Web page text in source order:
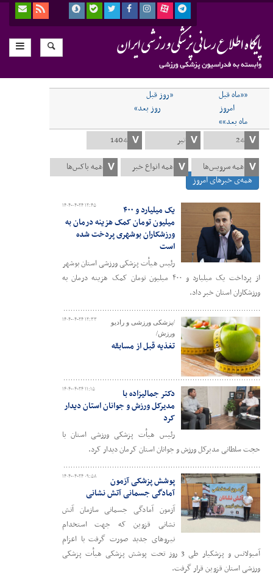
««ماه قبل
«روز قبل
امروز
روز بعد»
ماه بعد»»
همه‌ی خبرهای امروز
۱۴۰۴-۰۴-۲۴ ۱۲:۴۵
یک میلیارد و ۴۰۰
میلیون تومان کمک هزینه درمان به
ورزشکاران بوشهری پردخت شده
است
رئیس هیأت پزشکی ورزشی استان بوشهر
از پرداخت یک میلیارد و ۴۰۰ میلیون تومان کمک هزینه درمان به
ورزشکاران استان خبر داد.
۱۴۰۴-۰۴-۲۴ ۱۲:۳۳
/پزشکی ورزشی و رادیو
ورزش/
تغذیه قبل از مسابقه
۱۴۰۴-۰۴-۲۴ ۱۱:۱۵
دکتر جمالیزاده با
مدیرکل ورزش و جوانان استان دیدار
کرد
رئیس هیأت پزشکی ورزشی استان با
حجت سلطانی مدیرکل ورزش و جوانان استان کرمان دیدار کرد.
۱۴۰۴-۰۴-۲۴ ۰۹:۵۸
پوشش پزشکی آزمون
آمادگی جسمانی آتش نشانی
آزمون آمادگی جسمانی سازمان آتش
نشانی قزوین که جهت استخدام
نیروهای جدید صورت گرفت با اعزام
آمبولانس و پزشکیار طی 3 روز تحت پوشش پزشکی هیأت پزشکی
ورزشی استان قزوین قرار گرفت.